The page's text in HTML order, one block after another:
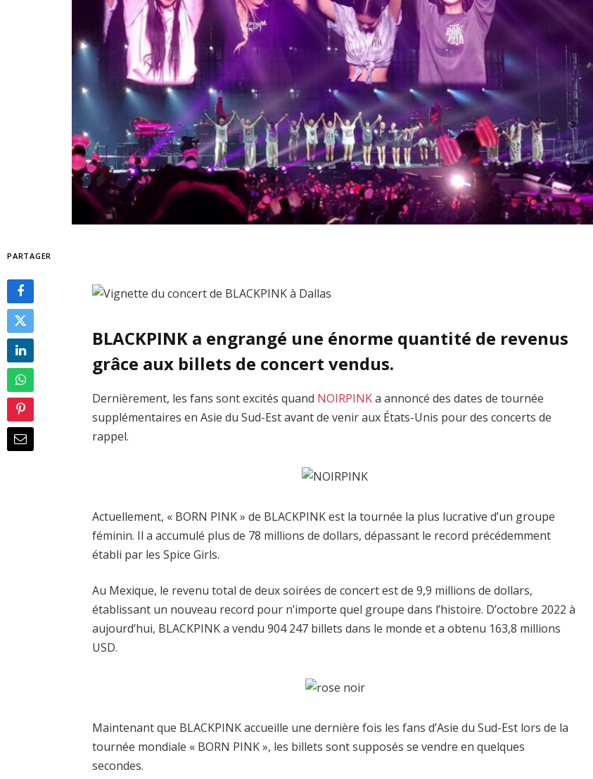
PARTAGER
BLACKPINK a engrangé une énorme quantité de revenus
grâce aux billets de concert vendus.
Dernièrement, les fans sont excités quand NOIRPINKa annoncé des dates de tournée
supplémentaires en Asie du Sud-Est avant de venir aux États-Unis pour des concerts de
rappel.
Actuellement, « BORN PINK » de BLACKPINK est la tournée la plus lucrative d’un groupe
féminin. Il a accumulé plus de 78 millions de dollars, dépassant le record précédemment
établi par les Spice Girls.
Au Mexique, le revenu total de deux soirées de concert est de 9,9 millions de dollars,
établissant un nouveau record pour n’importe quel groupe dans l’histoire. D’octobre 2022 à
aujourd’hui, BLACKPINK a vendu 904 247 billets dans le monde et a obtenu 163,8 millions
USD.
Maintenant que BLACKPINK accueille une dernière fois les fans d’Asie du Sud-Est lors de la
tournée mondiale « BORN PINK », les billets sont supposés se vendre en quelques
secondes.